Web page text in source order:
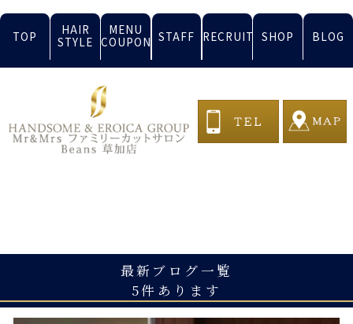
TOP
HAIR
STYLE
MENU
COUPON STAFF RECRUIT SHOP BLOG
最新ブログ一覧
5件あります